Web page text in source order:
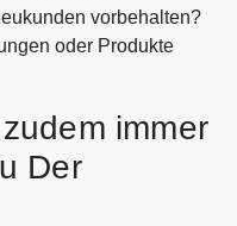
vorbehalten?
oder Produkte
immer
Der